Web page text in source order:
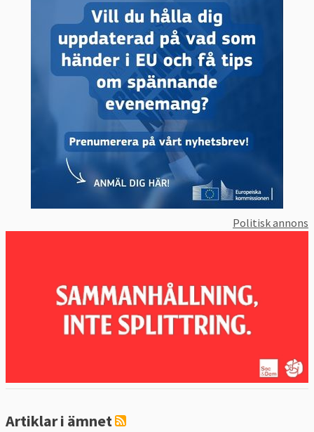
Politisk annons
Artiklar i ämnet